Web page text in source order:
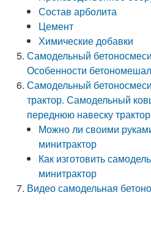
Состав арболита
Цемент
Химические добавки
Самодельный
Особенности
Самодельный
трактор. Самодельный
переднюю навеску
Можно ли своими
минитрактор
Как изготовить
минитрактор
Видео самодельная